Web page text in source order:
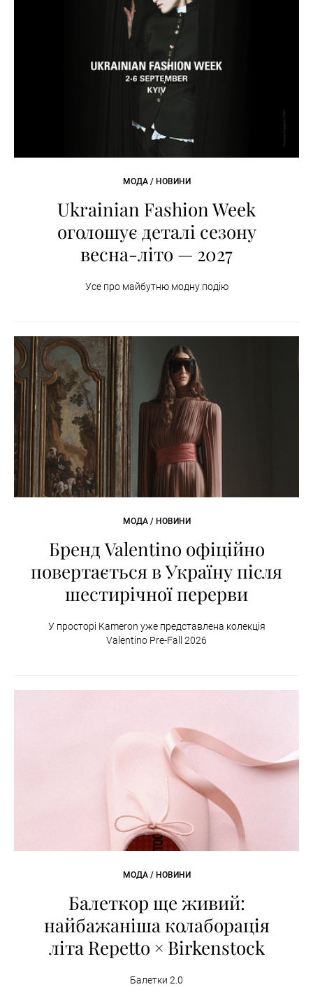
МОДА / НОВИНИ
Ukrainian Fashion Week
оголошує деталі сезону
весна-літо — 2027
Усе про майбутню модну подію
МОДА / НОВИНИ
Бренд Valentino офіційно
повертається в Україну після
шестирічної перерви
У просторі Kameron уже представлена колекція
Valentino Pre-Fall 2026
МОДА / НОВИНИ
Балеткор ще живий:
найбажаніша колаборація
літа Repetto × Birkenstock
Балетки 2.0